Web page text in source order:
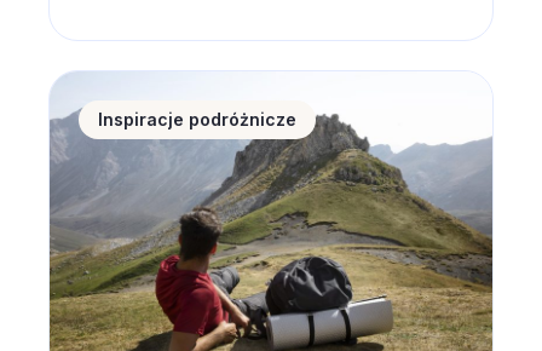
2025 roku Polskę odwiedziło 21,4 mln
turystów zagranicznych, czyli o
około 9% więcej niż rok wcześniej. Co
więcej, tempo […]
Zakopane na początek wakacji – dlaczego warto
Inspiracje podróżnicze